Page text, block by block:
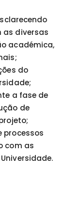
as diversas
académica,
do
a fase de
de
processos
com as